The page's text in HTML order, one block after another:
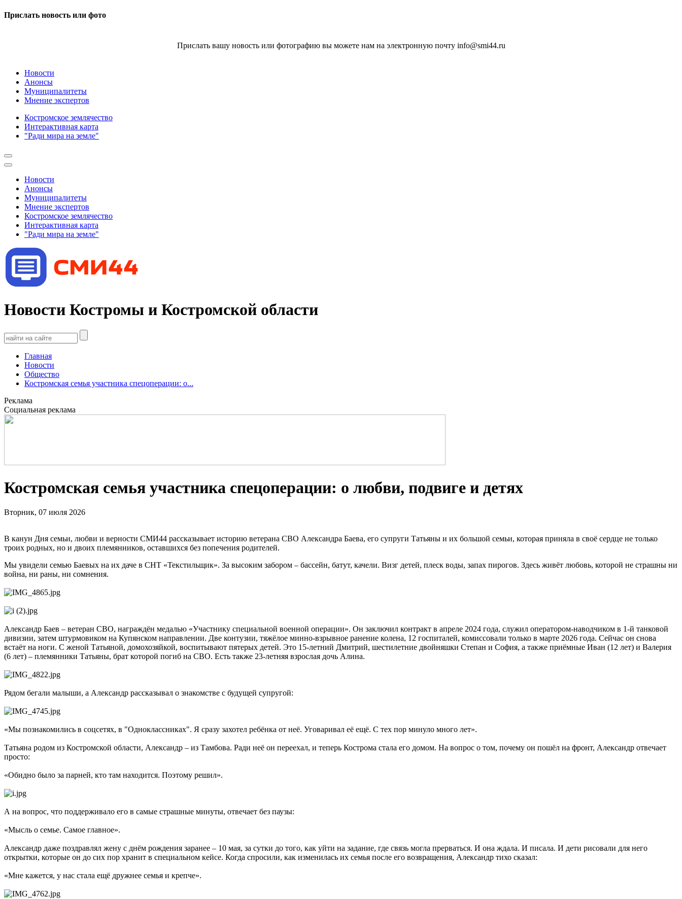
Прислать новость или фото
Прислать вашу новость или фотографию вы можете нам на электронную почту info@smi44.ru
Новости
Анонсы
Муниципалитеты
Мнение экспертов
Костромское землячество
Интерактивная карта
"Ради мира на земле"
Новости
Анонсы
Муниципалитеты
Мнение экспертов
Костромское землячество
Интерактивная карта
"Ради мира на земле"
Новости Костромы и Костромской области
Главная
Новости
Общество
Костромская семья участника спецоперации: о...
Реклама
Социальная реклама
Костромская семья участника спецоперации: о любви, подвиге и детях
Вторник, 07 июля 2026
В канун Дня семьи, любви и верности СМИ44 рассказывает историю ветерана СВО Александра Баева, его супруги Татьяны и их большой семьи, которая приняла в своё сердце не только
троих родных, но и двоих племянников, оставшихся без попечения родителей.
Мы увидели семью Баевых на их даче в СНТ «Текстильщик». За высоким забором – бассейн, батут, качели. Визг детей, плеск воды, запах пирогов. Здесь живёт любовь, которой не страшны ни
война, ни раны, ни сомнения.
Александр Баев – ветеран СВО, награждён медалью «Участнику специальной военной операции». Он заключил контракт в апреле 2024 года, служил оператором-наводчиком в 1-й танковой
дивизии, затем штурмовиком на Купянском направлении. Две контузии, тяжёлое минно-взрывное ранение колена, 12 госпиталей, комиссовали только в марте 2026 года. Сейчас он снова
встаёт на ноги. С женой Татьяной, домохозяйкой, воспитывают пятерых детей. Это 15-летний Дмитрий, шестилетние двойняшки Степан и София, а также приёмные Иван (12 лет) и Валерия
(6 лет) – племянники Татьяны, брат которой погиб на СВО. Есть также 23-летняя взрослая дочь Алина.
Рядом бегали малыши, а Александр рассказывал о знакомстве с будущей супругой:
«Мы познакомились в соцсетях, в "Одноклассниках". Я сразу захотел ребёнка от неё. Уговаривал её ещё. С тех пор минуло много лет».
Татьяна родом из Костромской области, Александр – из Тамбова. Ради неё он переехал, и теперь Кострома стала его домом. На вопрос о том, почему он пошёл на фронт, Александр отвечает
просто:
«Обидно было за парней, кто там находится. Поэтому решил».
А на вопрос, что поддерживало его в самые страшные минуты, отвечает без паузы:
«Мысль о семье. Самое главное».
Александр даже поздравлял жену с днём рождения заранее – 10 мая, за сутки до того, как уйти на задание, где связь могла прерваться. И она ждала. И писала. И дети рисовали для него
открытки, которые он до сих пор хранит в специальном кейсе. Когда спросили, как изменилась их семья после его возвращения, Александр тихо сказал:
«Мне кажется, у нас стала ещё дружнее семья и крепче».